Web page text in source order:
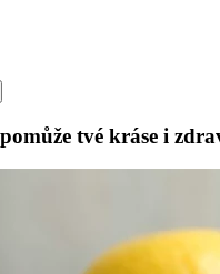
tvé kráse i